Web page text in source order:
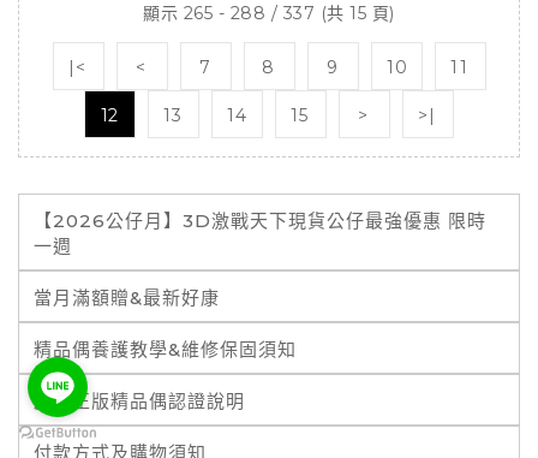
顯示 265 - 288 / 337 (共 15 頁)
|< < 7 8 9 10 11
12 13 14 15 > >|
【2026公仔月】3D激戰天下現貨公仔最強優惠 限時
一週
當月滿額贈&最新好康
精品偶養護教學&維修保固須知
霹靂正版精品偶認證說明
付款方式及購物須知